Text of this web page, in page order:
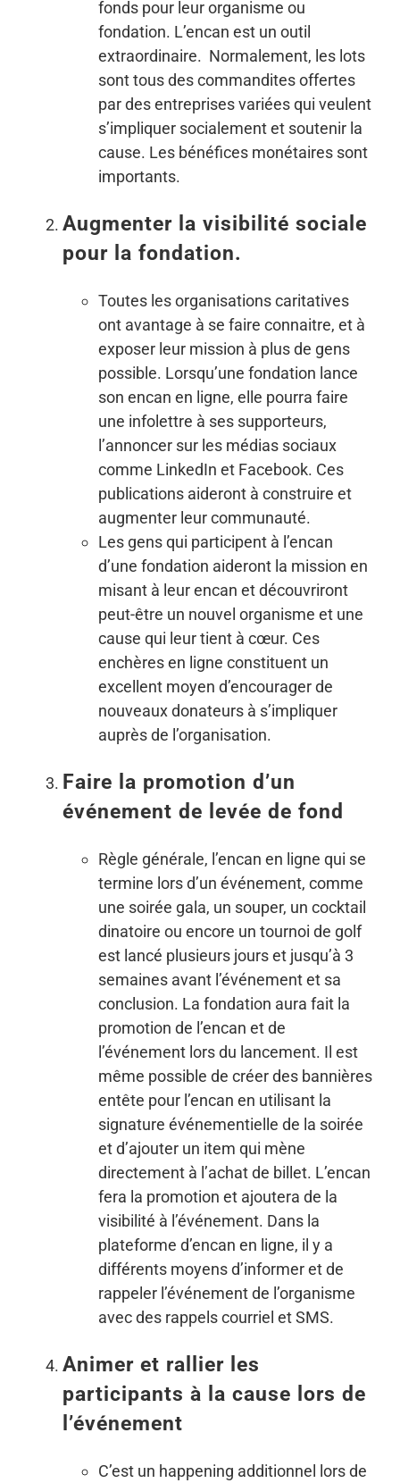
fonds pour leur organisme ou
fondation. L’encan est un outil
extraordinaire. Normalement, les lots
sont tous des commandites offertes
par des entreprises variées qui veulent
s’impliquer socialement et soutenir la
cause. Les bénéfices monétaires sont
importants.
Augmenter la visibilité sociale
pour la fondation.
Toutes les organisations caritatives
ont avantage à se faire connaitre, et à
exposer leur mission à plus de gens
possible. Lorsqu’une fondation lance
son encan en ligne, elle pourra faire
une infolettre à ses supporteurs,
l’annoncer sur les médias sociaux
comme LinkedIn et Facebook. Ces
publications aideront à construire et
augmenter leur communauté.
Les gens qui participent à l’encan
d’une fondation aideront la mission en
misant à leur encan et découvriront
peut-être un nouvel organisme et une
cause qui leur tient à cœur. Ces
enchères en ligne constituent un
excellent moyen d’encourager de
nouveaux donateurs à s’impliquer
auprès de l’organisation.
Faire la promotion d’un
événement de levée de fond
Règle générale, l’encan en ligne qui se
termine lors d’un événement, comme
une soirée gala, un souper, un cocktail
dinatoire ou encore un tournoi de golf
est lancé plusieurs jours et jusqu’à 3
semaines avant l’événement et sa
conclusion. La fondation aura fait la
promotion de l’encan et de
l’événement lors du lancement. Il est
même possible de créer des bannières
entête pour l’encan en utilisant la
signature événementielle de la soirée
et d’ajouter un item qui mène
directement à l’achat de billet. L’encan
fera la promotion et ajoutera de la
visibilité à l’événement. Dans la
plateforme d’encan en ligne, il y a
différents moyens d’informer et de
rappeler l’événement de l’organisme
avec des rappels courriel et SMS.
Animer et rallier les
participants à la cause lors de
l’événement
C’est un happening additionnel lors de